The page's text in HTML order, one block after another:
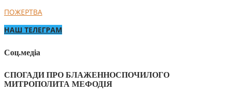
ПОЖЕРТВА
НАШ ТЕЛЕГРАМ
Соц.медіа
СПОГАДИ ПРО БЛАЖЕННОСПОЧИЛОГО
МИТРОПОЛИТА МЕФОДІЯ